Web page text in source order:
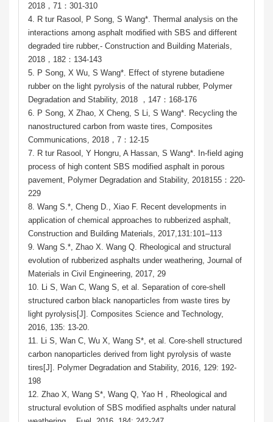
2018，71：301-310
4. R tur Rasool, P Song, S Wang*. Thermal analysis on the
interactions among asphalt modified with SBS and different
degraded tire rubber,- Construction and Building Materials,
2018，182：134-143
5. P Song, X Wu, S Wang*. Effect of styrene butadiene
rubber on the light pyrolysis of the natural rubber, Polymer
Degradation and Stability, 2018 ，147：168-176
6. P Song, X Zhao, X Cheng, S Li, S Wang*. Recycling the
nanostructured carbon from waste tires, Composites
Communications, 2018，7：12-15
7. R tur Rasool, Y Hongru, A Hassan, S Wang*. In-field aging
process of high content SBS modified asphalt in porous
pavement, Polymer Degradation and Stability, 2018155：220-
229
8. Wang S.*, Cheng D., Xiao F. Recent developments in
application of chemical approaches to rubberized asphalt,
Construction and Building Materials, 2017,131:101–113
9. Wang S.*, Zhao X. Wang Q. Rheological and structural
evolution of rubberized asphalts under weathering, Journal of
Materials in Civil Engineering, 2017, 29
10. Li S, Wan C, Wang S, et al. Separation of core-shell
structured carbon black nanoparticles from waste tires by
light pyrolysis[J]. Composites Science and Technology,
2016, 135: 13-20.
11. Li S, Wan C, Wu X, Wang S*, et al. Core-shell structured
carbon nanoparticles derived from light pyrolysis of waste
tires[J]. Polymer Degradation and Stability, 2016, 129: 192-
198
12. Zhao X, Wang S*, Wang Q, Yao H，Rheological and
structural evolution of SBS modified asphalts under natural